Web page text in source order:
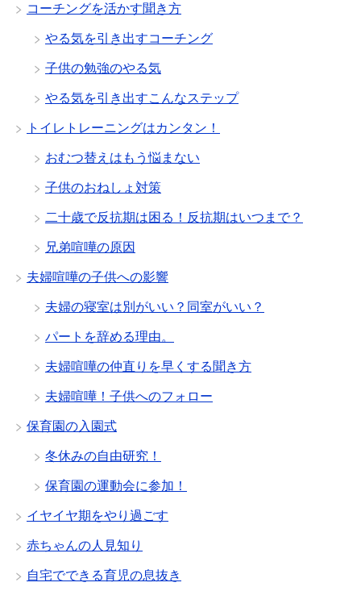
コーチングを活かす聞き方
やる気を引き出すコーチング
子供の勉強のやる気
やる気を引き出すこんなステップ
トイレトレーニングはカンタン！
おむつ替えはもう悩まない
子供のおねしょ対策
二十歳で反抗期は困る！反抗期はいつまで？
兄弟喧嘩の原因
夫婦喧嘩の子供への影響
夫婦の寝室は別がいい？同室がいい？
パートを辞める理由。
夫婦喧嘩の仲直りを早くする聞き方
夫婦喧嘩！子供へのフォロー
保育園の入園式
冬休みの自由研究！
保育園の運動会に参加！
イヤイヤ期をやり過ごす
赤ちゃんの人見知り
自宅でできる育児の息抜き